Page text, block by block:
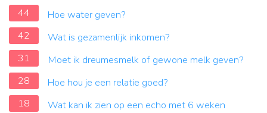
44
Hoe water geven?
42
Wat is gezamenlijk inkomen?
31
Moet ik dreumesmelk of gewone melk geven?
28
Hoe hou je een relatie goed?
18
Wat kan ik zien op een echo met 6 weken